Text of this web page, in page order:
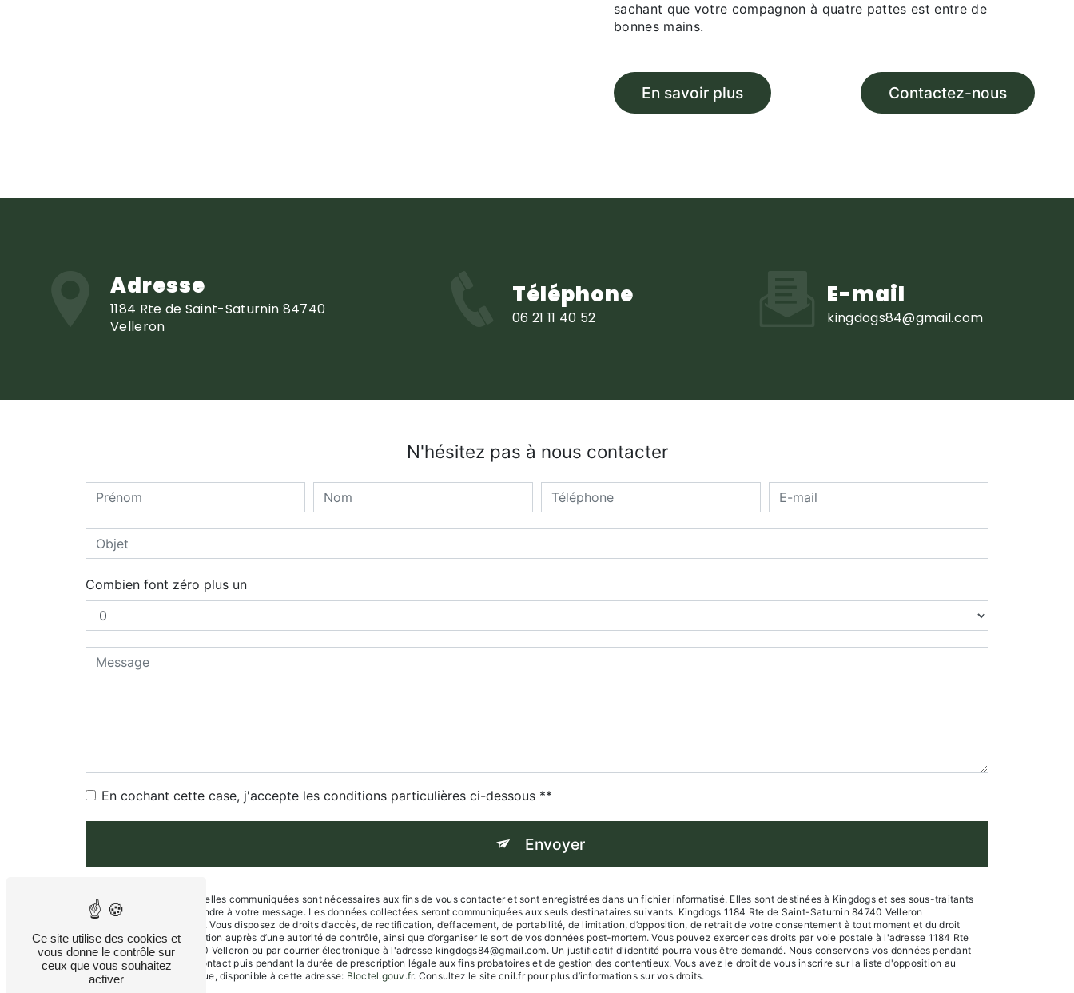
sachant que votre compagnon à quatre pattes est entre de
bonnes mains.
En savoir plus Contactez-nous
Adresse
1184 Rte de Saint-Saturnin 84740
Velleron
Téléphone
06 21 11 40 52
E-mail
kingdogs84@gmail.com
N'hésitez pas à nous contacter
Combien font zéro plus un
En cochant cette case, j'accepte les conditions particulières ci-dessous **
Envoyer
** Les données personnelles communiquées sont nécessaires aux fins de vous contacter et sont enregistrées dans un fichier informatisé. Elles sont destinées à Kingdogs et ses sous-traitants
dans le seul but de répondre à votre message. Les données collectées seront communiquées aux seuls destinataires suivants: Kingdogs 1184 Rte de Saint-Saturnin 84740 Velleron
kingdogs84@gmail.com. Vous disposez de droits d’accès, de rectification, d’effacement, de portabilité, de limitation, d’opposition, de retrait de votre consentement à tout moment et du droit
d’introduire une réclamation auprès d’une autorité de contrôle, ainsi que d’organiser le sort de vos données post-mortem. Vous pouvez exercer ces droits par voie postale à l'adresse 1184 Rte
de Saint-Saturnin 84740 Velleron ou par courrier électronique à l'adresse kingdogs84@gmail.com. Un justificatif d'identité pourra vous être demandé. Nous conservons vos données pendant
la période de prise de contact puis pendant la durée de prescription légale aux fins probatoires et de gestion des contentieux. Vous avez le droit de vous inscrire sur la liste d'opposition au
démarchage téléphonique, disponible à cette adresse: Bloctel.gouv.fr. Consultez le site cnil.fr pour plus d’informations sur vos droits.
Ce site utilise des cookies et
vous donne le contrôle sur
ceux que vous souhaitez
activer